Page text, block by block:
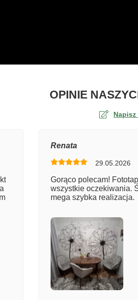
OPINIE
Numer zamówienia
Załącz
Renata
29.05.2026
Gorąco polecam!
wszystkie oczekiwania.
mega szybka realizacja.